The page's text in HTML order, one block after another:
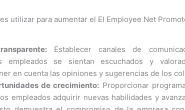
utilizar para aumentar el El Employee Net
Establecer canales de
empleados se sientan escuchados y
en cuenta las opiniones y sugerencias de los
de crecimiento: Proporcionar
empleados adquirir nuevas habilidades y